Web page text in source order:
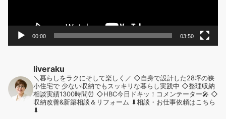
00:00 03:50
liveraku
＼暮らしをラクにそして楽しく／ ◇自身で設計した28坪の狭
小住宅で 少ない収納でもスッキリな暮らし実践中 ◇整理収納
相談実績1300時間⏰ ◇HBC今日ドキッ！コメンテーター🎤 ◇
収納改善&新築相談＆リフォーム ⬇︎相談・お仕事依頼はこちら
⬇︎